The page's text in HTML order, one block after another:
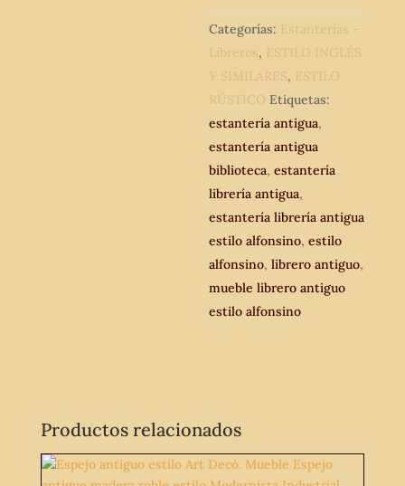
Mueble
Librero
antiguo
de
Biblioteca.
cantidad
Categorías: Estanterías -
Libreros, ESTILO INGLÉS
Y SIMILARES, ESTILO
RÚSTICO Etiquetas:
estantería antigua,
estantería antigua
biblioteca,estantería
librería antigua,
estantería librería antigua
estilo alfonsino,estilo
alfonsino,librero antiguo,
mueble librero antiguo
estilo alfonsino
Productos relacionados